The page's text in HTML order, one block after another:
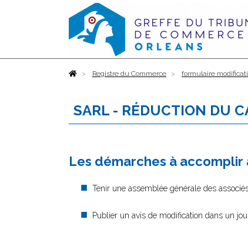
AccueilRegistre du Commerce formulaire
SARL - RÉDUCTION DU
Les démarches à
Tenir une assemblée générale des
Publier un avis de modification dans un